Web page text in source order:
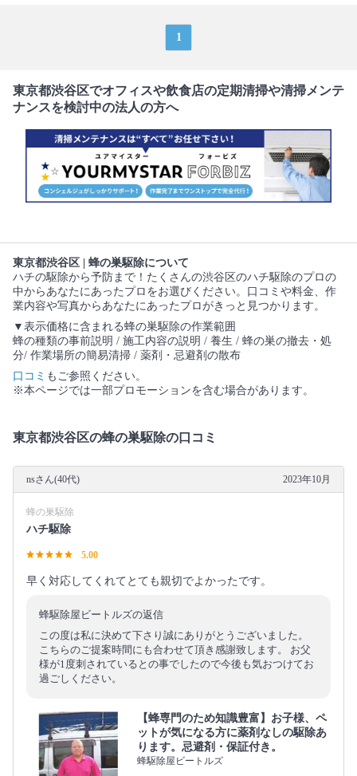
1
東京都渋谷区でオフィスや飲食店の定期清掃や清掃メンテ
ナンスを検討中の法人の方へ
東京都渋谷区 | 蜂の巣駆除について
ハチの駆除から予防まで！たくさんの渋谷区のハチ駆除のプロの
中からあなたにあったプロをお選びください。口コミや料金、作
業内容や写真からあなたにあったプロがきっと見つかります。
▼表示価格に含まれる蜂の巣駆除の作業範囲
蜂の種類の事前説明 / 施工内容の説明 / 養生 / 蜂の巣の撤去・処
分/ 作業場所の簡易清掃 / 薬剤・忌避剤の散布
口コミ もご参照ください。
※本ページでは一部プロモーションを含む場合があります。
東京都渋谷区の蜂の巣駆除の口コミ
nsさん(40代) 2023年10月
蜂の巣駆除
ハチ駆除
5.00
早く対応してくれてとても親切でよかったです。
蜂駆除屋ビートルズの返信
この度は私に決めて下さり誠にありがとうございました。
こちらのご提案時間にも合わせて頂き感謝致します。 お父
様が1度刺されているとの事でしたので今後も気おつけてお
過ごしください。
【蜂専門のため知識豊富】お子様、ペ
ットが気になる方に薬剤なしの駆除あ
ります。忌避剤・保証付き。
蜂駆除屋ビートルズ